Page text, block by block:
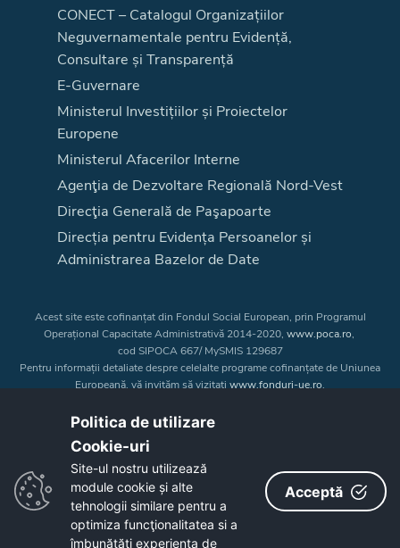
CONECT – Catalogul Organizațiilor
Neguvernamentale pentru Evidență,
Consultare și Transparență
E-Guvernare
Ministerul Investițiilor și Proiectelor
Europene
Ministerul Afacerilor Interne
Agenţia de Dezvoltare Regională Nord-Vest
Direcţia Generală de Paşapoarte
Direcția pentru Evidența Persoanelor și
Administrarea Bazelor de Date
Acest site este cofinanțat din Fondul Social European, prin Programul
Operațional Capacitate Administrativă 2014-2020, www.poca.ro,
cod SIPOCA 667/ MySMIS 129687
Pentru informații detaliate despre celelalte programe cofinanțate de Uniunea
Europeană, vă invităm să vizitați www.fonduri-ue.ro.
a Uniunii Europene. Întreaga responsabilitate asupra
Copyright © 2026 - Consiliul Judeţean Bistrița-Năsăud
Politica de utilizare
Cookie-uri‎
Site-ul nostru utilizează
module cookie și alte
tehnologii similare pentru a
optimiza funcţionalitatea si a
îmbunătăţi experienţa de
Acceptă